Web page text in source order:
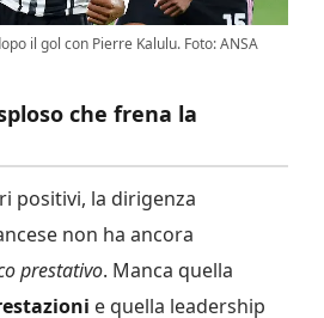
il gol con Pierre Kalulu. Foto: ANSA
che frena la
positivi, la dirigenza
non ha ancora
prestativo. Manca quella
e quella leadership